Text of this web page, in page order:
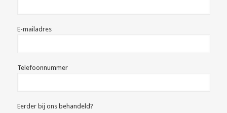
E-mailadres
Telefoonnummer
Eerder bij ons behandeld?